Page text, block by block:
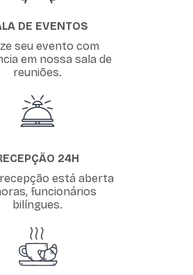
DE EVENTOS
seu evento com
em nossa sala de
reuniões.
24H
está aberta
funcionários
bilíngues.